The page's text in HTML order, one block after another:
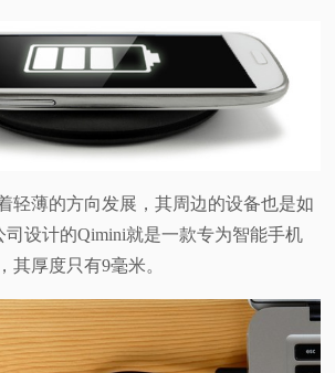
轻薄的方向发展，其周边的设备也是如
司设计的Qimini就是一款专为智能手机
，其厚度只有9毫米。